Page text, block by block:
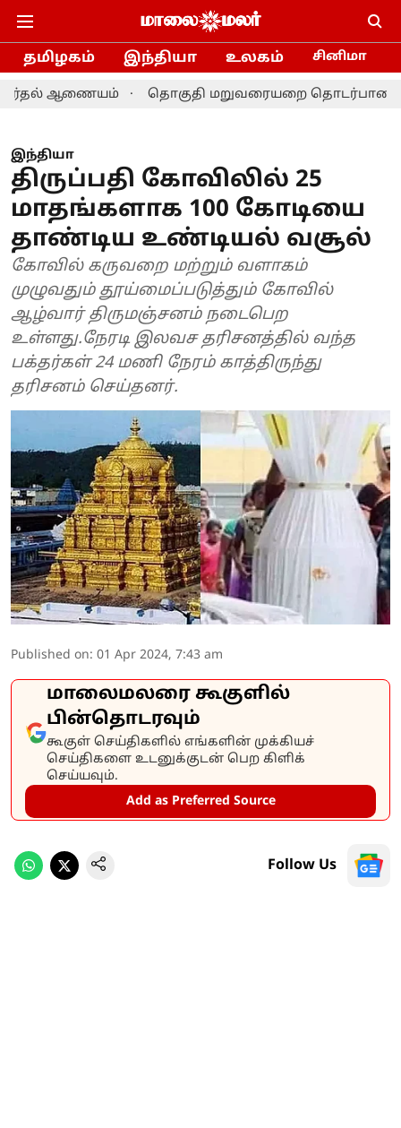
தமிழகம் இந்தியா உலகம் சினிமா
தொகுதி மறுவரையறை தொடர்பான ஆலோசனை:
இந்தியா
திருப்பதி கோவிலில் 25
மாதங்களாக 100 கோடியை
தாண்டிய உண்டியல் வசூல்
கோவில் கருவறை மற்றும் வளாகம்
முழுவதும் தூய்மைப்படுத்தும் கோவில்
ஆழ்வார் திருமஞ்சனம் நடைபெற
உள்ளது.நேரடி இலவச தரிசனத்தில் வந்த
பக்தர்கள் 24 மணி நேரம் காத்திருந்து
தரிசனம் செய்தனர்.
Published on: 01 Apr 2024, 7:43 am
மாலைமலரை கூகுளில்
பின்தொடரவும்
கூகுள் செய்திகளில் எங்களின் முக்கியச்
செய்திகளை உடனுக்குடன் பெற கிளிக்
செய்யவும்.
Add as Preferred Source
Follow Us